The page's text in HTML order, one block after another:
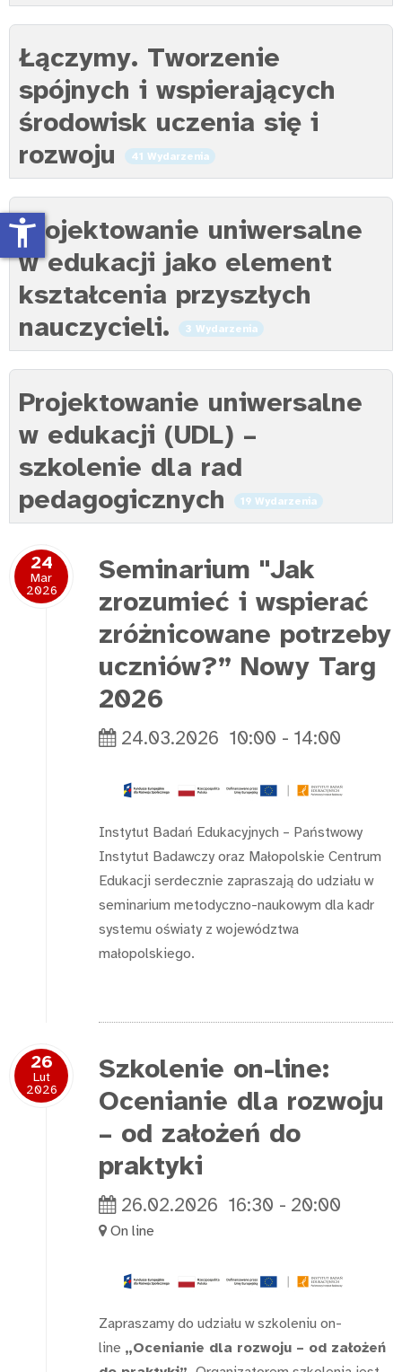
Łączymy. Tworzenie
spójnych i wspierających
środowisk uczenia się i
rozwoju
41 Wydarzenia
Projektowanie uniwersalne
w edukacji jako element
kształcenia przyszłych
nauczycieli.
3 Wydarzenia
Projektowanie uniwersalne
w edukacji (UDL) –
szkolenie dla rad
pedagogicznych
19 Wydarzenia
24
Mar
2026
Seminarium "Jak
zrozumieć i wspierać
zróżnicowane potrzeby
uczniów?” Nowy Targ
2026
24.03.2026 10:00 - 14:00
Instytut Badań Edukacyjnych – Państwowy
Instytut Badawczy oraz Małopolskie Centrum
Edukacji serdecznie zapraszają do udziału w
seminarium metodyczno-naukowym dla kadr
systemu oświaty z województwa
małopolskiego.
26
Lut
2026
Szkolenie on-line:
Ocenianie dla rozwoju
– od założeń do
praktyki
26.02.2026 16:30 - 20:00
On line
Zapraszamy do udziału w szkoleniu on-
line „Ocenianie dla rozwoju – od założeń
accessibility_new